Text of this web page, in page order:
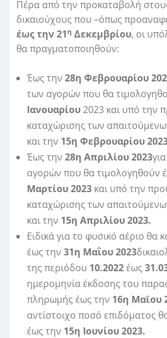
Πέρα από την προκαταβολή
δικαιούχους που –όπως
έως την 21η Δεκεμβρίου, οι
θα πραγματοποιηθούν:
Έως την 28η Φεβρουαρίου
των αγορών που θα
Ιανουαρίου2023 και υπό την
καταχώρισης των
και την 15η Φεβρουαρίου
Έως την 28η Απριλίου 2023
αγορών που θα τιμολογηθούν
Μαρτίου 2023 και υπό την
καταχώρισης των
και την 15η Απριλίου 2023.
Ειδικά για το φυσικό αέριο θα
έως την 31η Μαΐου 2023
της περιόδου 10.2022έως
ημερομηνία έκδοσης του
πληρωμής έως την 16η Μαϊου
αντίστοιχο ποσό επιδόματος
έως την 15η Ιουνίου 2023.